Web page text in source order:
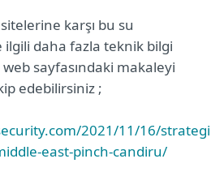
karşı bu su
ilgili daha fazla teknik bilgi
sayfasındaki makaleyi
edebilirsiniz ;
2021/11/16/
east-pinch-candiru/